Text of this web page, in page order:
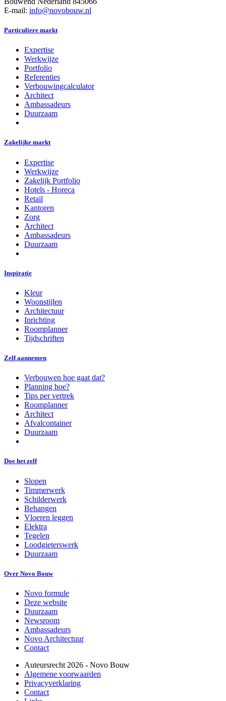
E-mail: info@novobouw.nl
Particuliere markt
Expertise
Werkwijze
Portfolio
Referenties
Verbouwingcalculator
Architect
Ambassadeurs
Duurzaam
Zakelijke markt
Expertise
Werkwijze
Zakelijk Portfolio
Hotels - Horeca
Retail
Kantoren
Zorg
Architect
Ambassadeurs
Duurzaam
Inspiratie
Kleur
Woonstijlen
Architectuur
Inrichting
Roomplanner
Tijdschriften
Zelf aannemen
Verbouwen hoe gaat dat?
Planning hoe?
Tips per vertrek
Roomplanner
Architect
Afvalcontainer
Duurzaam
Doe het zelf
Slopen
Timmerwerk
Schilderwerk
Behangen
Vloeren leggen
Elektra
Tegelen
Loodgieterswerk
Duurzaam
Over Novo Bouw
Novo formule
Deze website
Duurzaam
Newsroom
Ambassadeurs
Novo Architectuur
Contact
Auteursrecht 2026 - Novo Bouw
Algemene voorwaarden
Privacyverklaring
Contact